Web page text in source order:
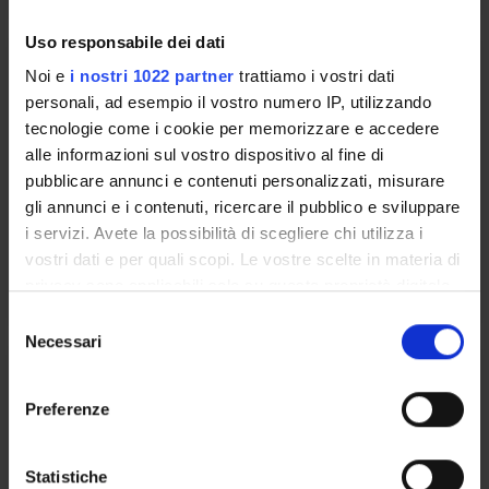
Uso responsabile dei dati
Noi e i nostri 1022 partner trattiamo i vostri dati
personali, ad esempio il vostro numero IP, utilizzando
tecnologie come i cookie per memorizzare e accedere
alle informazioni sul vostro dispositivo al fine di
pubblicare annunci e contenuti personalizzati, misurare
gli annunci e i contenuti, ricercare il pubblico e sviluppare
i servizi. Avete la possibilità di scegliere chi utilizza i
vostri dati e per quali scopi. Le vostre scelte in materia di
modificare o revocare il proprio consenso in qualsiasi
momento dalla Dichiarazione sui cookie o facendo clic
raccogliere informazioni sulla tua posizione
Necessari
Preferenze
Statistiche
ASSISTENZA OSTETRICA
Crediti
1
Periodo
INF VI - 3° anno 2° sem
Sede
VICENZA
Docenti
Laura Lancerotto
Crediti